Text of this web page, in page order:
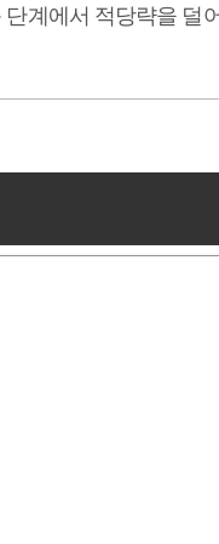
단계에서 적당략을 덜